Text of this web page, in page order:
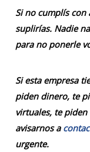
Si no cumplís
suplirías. Nadie
para no ponerle
Si esta empresa
piden dinero, te
virtuales, te
avisarnos a
urgente.